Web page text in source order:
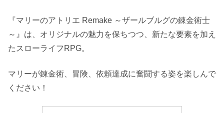
『マリーのアトリエ Remake ～ザールブルグの錬金術士
～』は、オリジナルの魅力を保ちつつ、新たな要素を加え
たスローライフRPG。
マリーが錬金術、冒険、依頼達成に奮闘する姿を楽しんで
ください！